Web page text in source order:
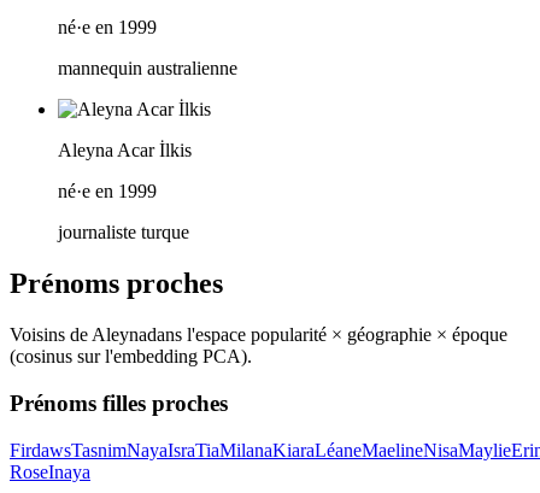
né·e en 1999
mannequin australienne
Aleyna Acar İlkis
né·e en 1999
journaliste turque
Prénoms proches
Voisins de Aleynadans l'espace popularité × géographie × époque
(cosinus sur l'embedding PCA).
Prénoms filles proches
FirdawsTasnimNayaIsraTiaMilanaKiaraLéaneMaelineNisaMaylie
RoseInaya